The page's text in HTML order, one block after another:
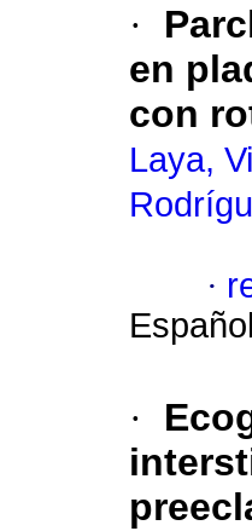
·
en
con
Laya,
·
·